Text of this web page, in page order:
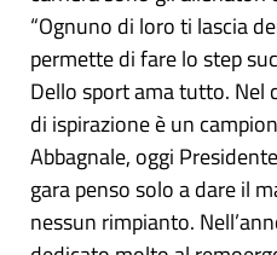
“Ognuno di loro ti lascia
permette di fare lo step
Dello sport ama tutto. Nel
di ispirazione è un
Abbagnale, oggi
gara penso solo a dare il
nessun rimpianto.